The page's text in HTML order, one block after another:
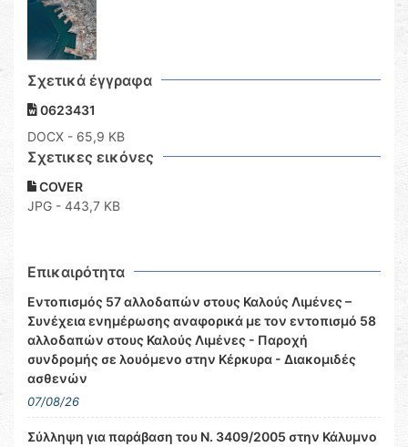
Σχετικά έγγραφα
0623431
DOCX - 65,9 KB
Σχετικες εικόνες
COVER
JPG - 443,7 KB
Επικαιρότητα
Εντοπισμός 57 αλλοδαπών στους Καλούς Λιμένες –
Συνέχεια ενημέρωσης αναφορικά με τον εντοπισμό 58
αλλοδαπών στους Καλούς Λιμένες - Παροχή
συνδρομής σε λουόμενο στην Κέρκυρα - Διακομιδές
ασθενών
07/08/26
Σύλληψη για παράβαση του Ν. 3409/2005 στην Κάλυμνο